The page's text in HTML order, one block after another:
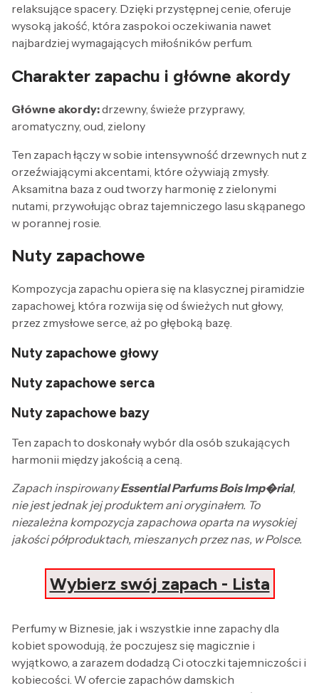
relaksujące spacery. Dzięki przystępnej cenie, oferuje
wysoką jakość, która zaspokoi oczekiwania nawet
najbardziej wymagających miłośników perfum.
Charakter zapachu i główne akordy
Główne akordy:drzewny, świeże przyprawy,
aromatyczny, oud, zielony
Ten zapach łączy w sobie intensywność drzewnych nut z
orzeźwiającymi akcentami, które ożywiają zmysły.
Aksamitna baza z oud tworzy harmonię z zielonymi
nutami, przywołując obraz tajemniczego lasu skąpanego
w porannej rosie.
Nuty zapachowe
Kompozycja zapachu opiera się na klasycznej piramidzie
zapachowej, która rozwija się od świeżych nut głowy,
przez zmysłowe serce, aż po głęboką bazę.
Nuty zapachowe głowy
Nuty zapachowe serca
Nuty zapachowe bazy
Ten zapach to doskonały wybór dla osób szukających
harmonii między jakością a ceną.
Zapach inspirowanyEssential Parfums Bois Imp�rial,
nie jest jednak jej produktem ani oryginałem. To
niezależna kompozycja zapachowa oparta na wysokiej
jakości półproduktach, mieszanych przez nas, w Polsce.
Wybierz swój zapach - Lista
Perfumy w Biznesie, jak i wszystkie inne zapachy dla
kobiet spowodują, że poczujesz się magicznie i
wyjątkowo, a zarazem dodadzą Ci otoczki tajemniczości i
kobiecości. W ofercie zapachów damskich